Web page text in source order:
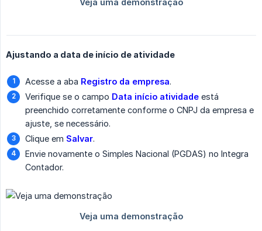
Ajustando a data de início de atividade
Acesse a aba Registro da empresa.
Verifique se o campo Data início atividade está
preenchido corretamente conforme o CNPJ da empresa e
ajuste, se necessário.
Clique em Salvar.
Envie novamente o Simples Nacional (PGDAS) no Integra
Contador.